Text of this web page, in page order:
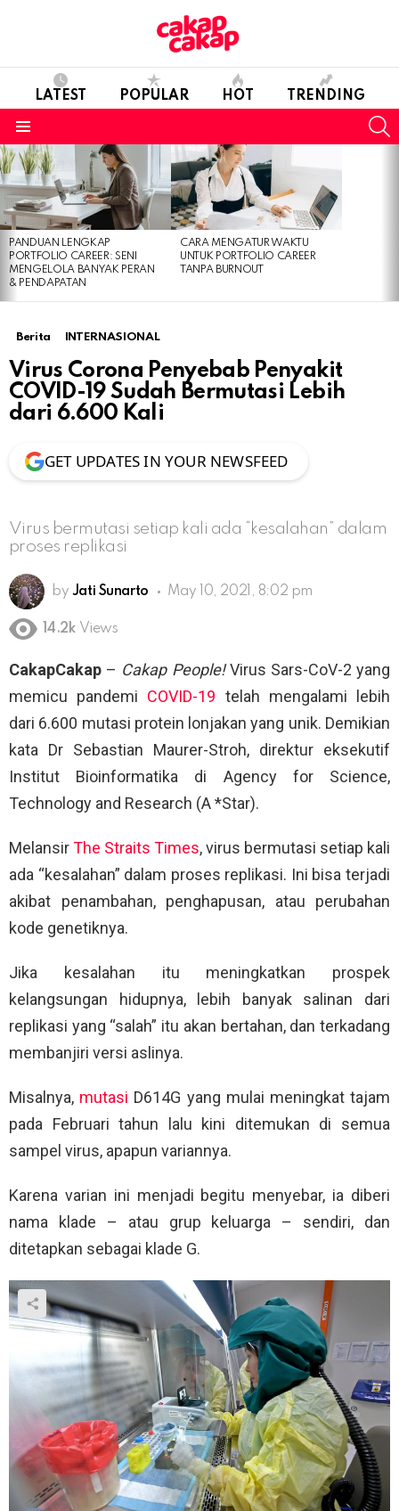
LATEST POPULAR HOT TRENDING
LATEST
STORIES
PANDUAN LENGKAP
PORTFOLIO CAREER: SENI
MENGELOLA BANYAK PERAN
& PENDAPATAN
CARA MENGATUR WAKTU
UNTUK PORTFOLIO CAREER
TANPA BURNOUT
Berita INTERNASIONAL
Virus Corona Penyebab Penyakit
COVID-19 Sudah Bermutasi Lebih
dari 6.600 Kali
GET UPDATES IN YOUR NEWSFEED
Virus bermutasi setiap kali ada “kesalahan” dalam
proses replikasi
by Jati Sunarto May 10, 2021, 8:02 pm
14.2k Views
CakapCakap – Cakap People!Virus Sars-CoV-2 yang
memicu pandemi COVID-19 telah mengalami lebih
dari 6.600 mutasi protein lonjakan yang unik. Demikian
kata Dr Sebastian Maurer-Stroh, direktur eksekutif
Institut Bioinformatika di Agency for Science,
Technology and Research (A *Star).
MelansirThe Straits Times, virus bermutasi setiap kali
ada “kesalahan” dalam proses replikasi. Ini bisa terjadi
akibat penambahan, penghapusan, atau perubahan
kode genetiknya.
Jika kesalahan itu meningkatkan prospek
kelangsungan hidupnya, lebih banyak salinan dari
replikasi yang “salah” itu akan bertahan, dan terkadang
membanjiri versi aslinya.
Misalnya, mutasi D614G yang mulai meningkat tajam
pada Februari tahun lalu kini ditemukan di semua
sampel virus, apapun variannya.
Karena varian ini menjadi begitu menyebar, ia diberi
nama klade – atau grup keluarga – sendiri, dan
ditetapkan sebagai klade G.